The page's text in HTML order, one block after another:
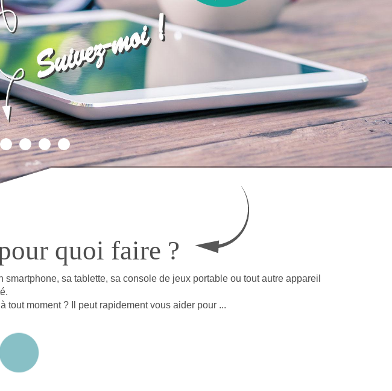
quoi faire ?
smartphone, sa tablette, sa console de jeux portable ou tout autre appareil
tout moment ? Il peut rapidement vous aider pour ...